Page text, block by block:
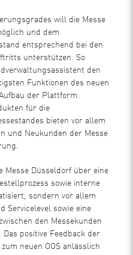
will die Messe
und dem
entsprechend bei den
unterstützen. So
den
Funktionen des neuen
der Plattform.
für die
bieten vor allem
und Neukunden der Messe
Messe Düsseldorf über eine
sowie interne
sondern vor allem
Servicelevel sowie eine
den Messekunden
positive Feedback der
neuen OOS anlässlich